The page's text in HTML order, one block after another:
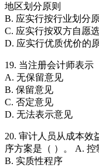
地区划分原则
B. 应实行按行业划分
C. 应实行按双方自愿
D. 应实行优质优价的
19. 当注册会计师表示
A. 无保留意见
B. 保留意见
C. 否定意见
D. 无法表示意见
20. 审计人员从成本效
序方案是（ ）。 A. 控
B. 实质性程序